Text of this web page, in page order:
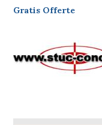
Gratis Offerte